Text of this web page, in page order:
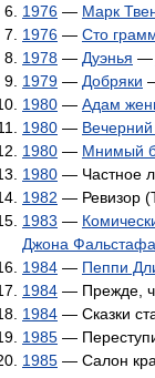
1976 — Марк
1976 — Сто
1978 — Дуэнья —
1979 — Добряки
1980 — Адам
1980 —
1980 — Мнимый
1980 — Частное
1982 — Ревизор
1983 —
Джона Фальстафа
1984 — Пеппи
1984 — Прежде,
1984 — Сказки
1985 —
1985 — Салон